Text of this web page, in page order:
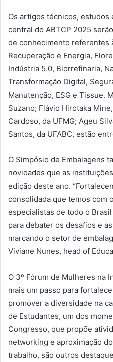
Os artigos técnicos,
central do ABTCP 2025
de conhecimento referentes
Recuperação e Energia,
Indústria 5.0, Biorrefinaria,
Transformação Digital,
Manutenção, ESG e Tissue.
Suzano; Flávio Hirotaka
Cardoso, da UFMG; Ageu
Santos, da UFABC, estão
O Simpósio de Embalagens
novidades que as
edição deste ano.
consolidada que temos com
especialistas de todo o
para debater os desafios e
marcando o setor de
Viviane Nunes, head of
O 3º Fórum de Mulheres na
mais um passo para
promover a diversidade na
de Estudantes, um dos
Congresso, que propõe
networking e aproximação
trabalho, são outros